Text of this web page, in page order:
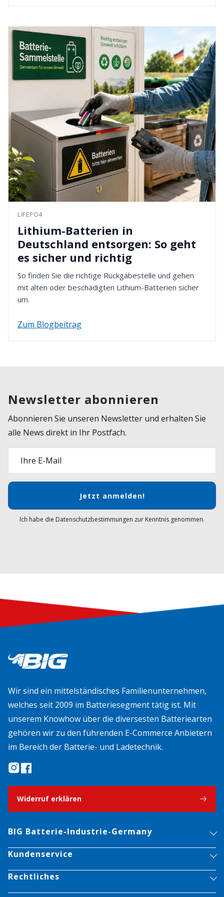
LIFEPO4
Lithium-Batterien in
Deutschland entsorgen: So geht
es sicher und richtig
So finden Sie die richtige Rückgabestelle und gehen
mit alten oder beschädigten Lithium-Batterien sicher
um.
Zum Blogbeitrag
Newsletter abonnieren
Abonnieren Sie unseren Newsletter und erhalten Sie
alle News direkt in Ihr Postfach.
Ihre E-Mail
Jetzt anmelden!
Ich habe die Datenschutzbestimmungen zur Kenntnis genommen.
Wir sind ein mittelständisches Familienunternehmen,
welches seit 2009 im Batteriesegment tätig ist. Mit
unserem Knowhow über die diversesten Batteriearten
gehören wir zu den führenden E-Commerce Anbietern
im Bereich der Batterie- und Ladetechnik.
Widerruf erklären
BIG Batterie-Industrie-Germany
Kundenservice
Rechtliches